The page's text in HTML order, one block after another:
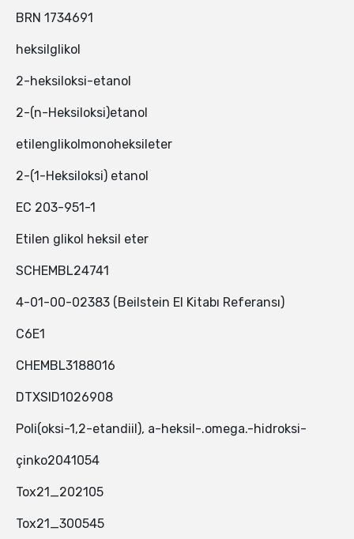
BRN 1734691
heksilglikol
2-heksiloksi-etanol
2-(n-Heksiloksi)etanol
etilenglikolmonoheksileter
2-(1-Heksiloksi) etanol
EC 203-951-1
Etilen glikol heksil eter
SCHEMBL24741
4-01-00-02383 (Beilstein El Kitabı Referansı)
C6E1
CHEMBL3188016
DTXSID1026908
Poli(oksi-1,2-etandiil), a-heksil-.omega.-hidroksi-
çinko2041054
Tox21_202105
Tox21_300545